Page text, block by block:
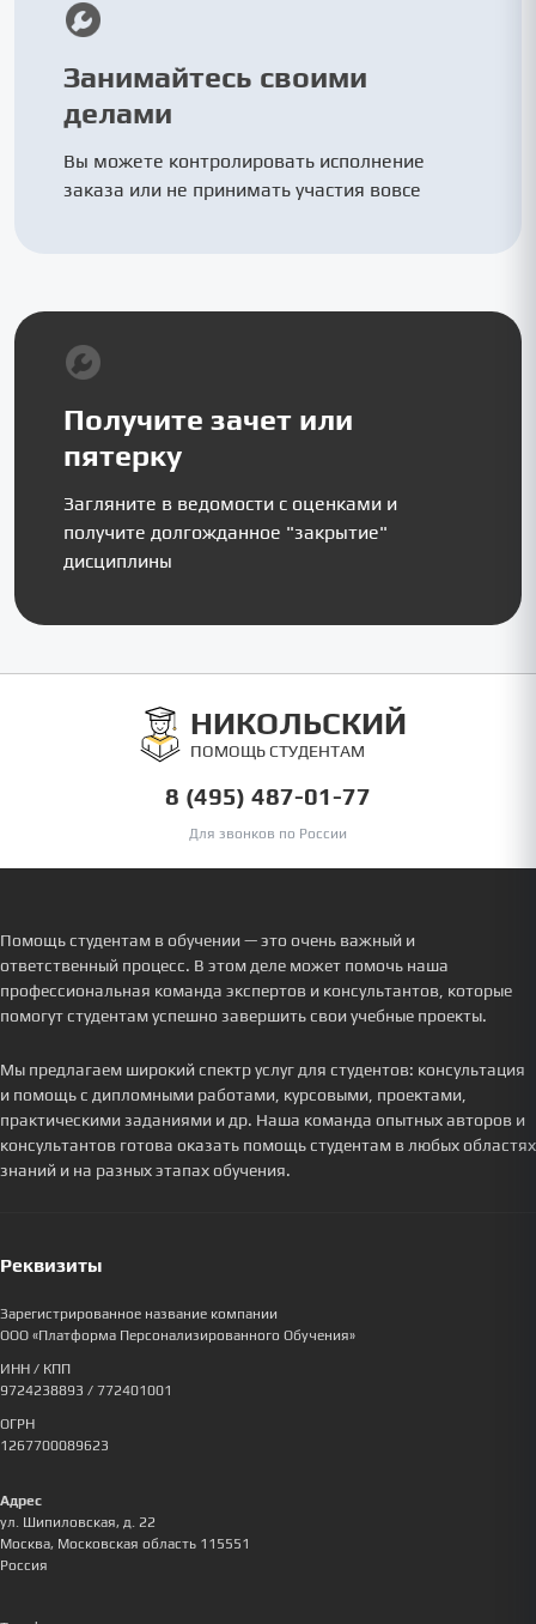
Занимайтесь своими
делами
Вы можете контролировать исполнение
заказа или не принимать участия вовсе
Получите зачет или
пятерку
Загляните в ведомости с оценками и
получите долгожданное "закрытие"
дисциплины
НИКОЛЬСКИЙ
ПОМОЩЬ СТУДЕНТАМ
8 (495) 487-01-77
Для звонков по России
Помощь студентам в обучении — это очень важный и
ответственный процесс. В этом деле может помочь наша
профессиональная команда экспертов и консультантов, которые
помогут студентам успешно завершить свои учебные проекты.
Мы предлагаем широкий спектр услуг для студентов: консультация
и помощь с дипломными работами, курсовыми, проектами,
практическими заданиями и др. Наша команда опытных авторов и
консультантов готова оказать помощь студентам в любых областях
знаний и на разных этапах обучения.
Реквизиты
Зарегистрированное название компании
ООО «Платформа Персонализированного Обучения»
ИНН / КПП
9724238893 / 772401001
ОГРН
1267700089623
Адрес
ул. Шипиловская, д. 22
Москва, Московская область 115551
Россия